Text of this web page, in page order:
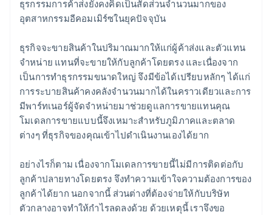
ธุรกรรมการค้าส่งยังคงคิดเป็นสัดส่วนจำนวนมากของ
อุตสาหกรรมอีคอมเมิร์ซในยุคปัจจุบัน
ธุรกิจจะขายสินค้าในปริมาณมากให้แก่ผู้ค้าส่งและตัวแทน
จำหน่าย แทนที่จะขายให้กับลูกค้าโดยตรง และเนื่องจาก
เป็นการทำธุรกรรมขนาดใหญ่ จึงมีข้อได้เปรียบหลักๆ ได้แก่
การระบายสินค้าคงคลังจำนวนมากได้ในคราวเดียวและการ
มีพาร์ทเนอร์ผู้จัดจำหน่ายมาช่วยดูแลการขายแทนคุณ
โมเดลการขายแบบนี้จึงเหมาะสำหรับภูมิภาคและตลาด
ต่างๆ ที่ธุรกิจของคุณเข้าไปดำเนินงานเองได้ยาก
อย่างไรก็ตาม เนื่องจากโมเดลการขายนี้ไม่มีการติดต่อกับ
ลูกค้าปลายทางโดยตรง จึงทำความเข้าใจความต้องการของ
ลูกค้าได้ยาก นอกจากนี้ ส่วนต่างที่ต้องจ่ายให้กับบริษัท
ตัวกลางอาจทำให้กำไรลดลงด้วย ด้วยเหตุนี้ เราจึงขอ